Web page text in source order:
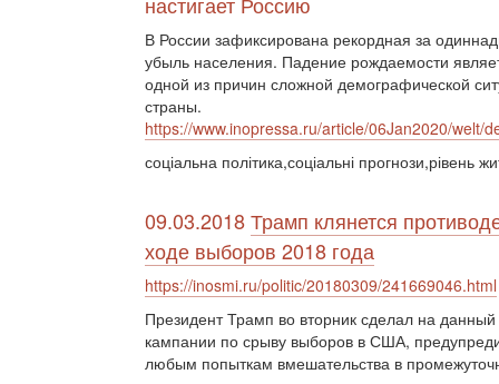
В России зафиксирована рекордная за
убыль населения. Падение рождаемости
одной из причин сложной демографической
страны.
https://www.inopressa.ru/article/06Jan2020/welt/
соціальна політика,соціальні прогнози,рівень
09.03.2018Трамп клянется
ходе выборов 2018 года
https://inosmi.ru/politic/20180309/241669046.html
Президент Трамп во вторник сделал на
кампании по срыву выборов в США,
любым попыткам вмешательства в